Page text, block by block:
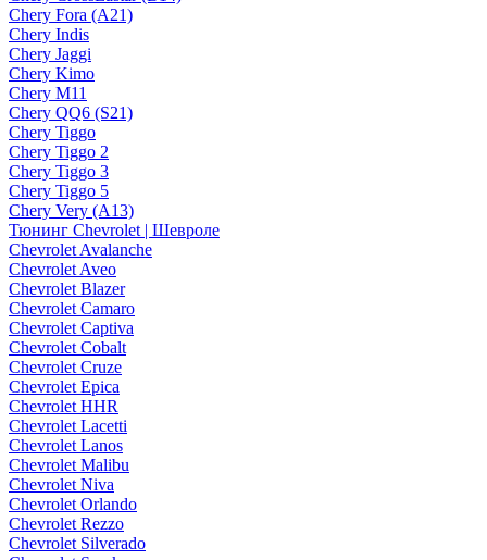
Chery Fora (A21)
Chery Indis
Chery Jaggi
Chery Kimo
Chery M11
Chery QQ6 (S21)
Chery Tiggo
Chery Tiggo 2
Chery Tiggo 3
Chery Tiggo 5
Chery Very (A13)
Тюнинг Chevrolet | Шевроле
Chevrolet Avalanche
Chevrolet Aveo
Chevrolet Blazer
Chevrolet Camaro
Chevrolet Captiva
Chevrolet Cobalt
Chevrolet Cruze
Chevrolet Epica
Chevrolet HHR
Chevrolet Lacetti
Chevrolet Lanos
Chevrolet Malibu
Chevrolet Niva
Chevrolet Orlando
Chevrolet Rezzo
Chevrolet Silverado